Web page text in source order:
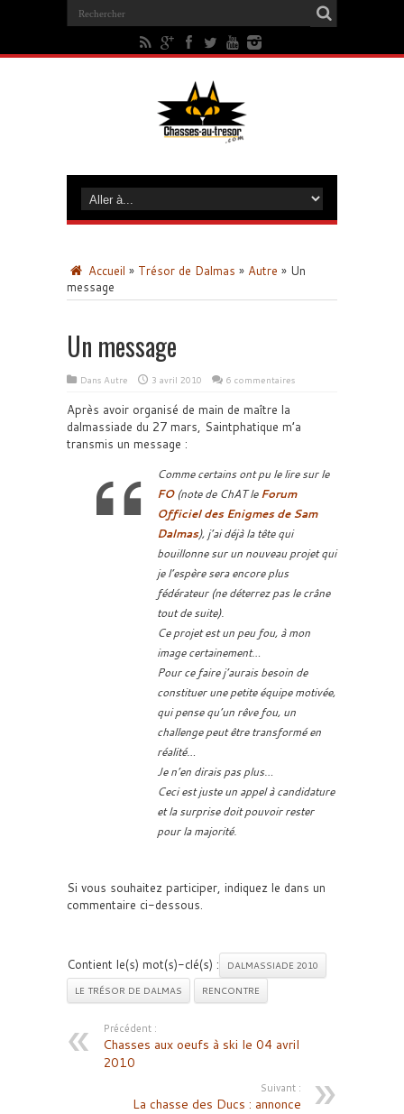
Accueil » Trésor de Dalmas » Autre » Un
message
Un message
Dans Autre 3 avril 2010 6 commentaires
Après avoir organisé de main de maître la
dalmassiade du 27 mars, Saintphatique m’a
transmis un message :
Comme certains ont pu le lire sur le
FO(note de ChAT leForum
Officiel des Enigmes de Sam
Dalmas), j’ai déjà la tête qui
bouillonne sur un nouveau projet qui
je l’espère sera encore plus
fédérateur (ne déterrez pas le crâne
tout de suite).
Ce projet est un peu fou, à mon
image certainement…
Pour ce faire j’aurais besoin de
constituer une petite équipe motivée,
qui pense qu’un rêve fou, un
challenge peut être transformé en
réalité…
Je n’en dirais pas plus…
Ceci est juste un appel à candidature
et la surprise doit pouvoir rester
pour la majorité.
Si vous souhaitez participer, indiquez le dans un
commentaire ci-dessous.
Contient le(s) mot(s)-clé(s) :
DALMASSIADE 2010
LE TRÉSOR DE DALMAS
RENCONTRE
Précédent :
Chasses aux oeufs à ski le 04 avril
2010
Suivant :
La chasse des Ducs : annonce